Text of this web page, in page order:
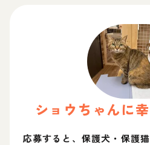
ショウちゃんに
応募すると、保護犬・保護